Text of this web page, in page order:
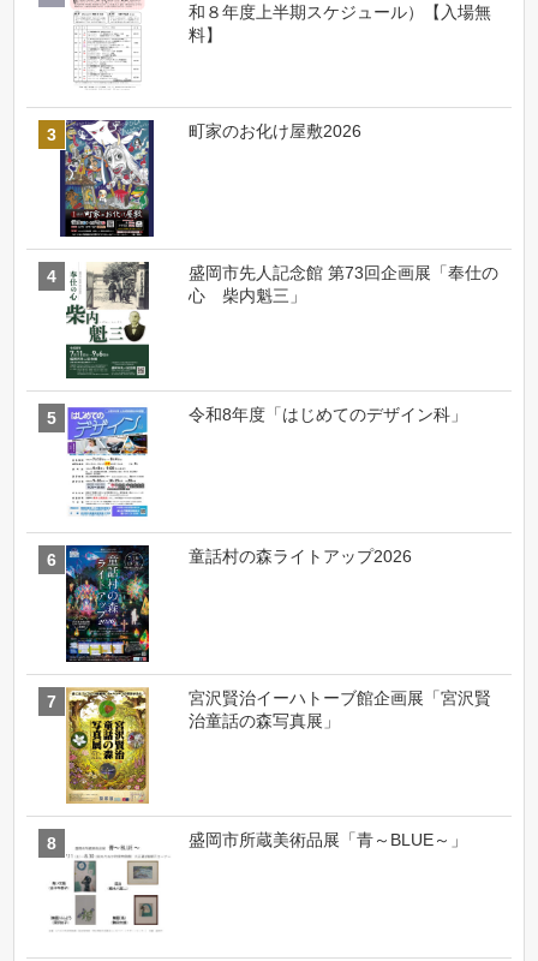
和８年度上半期スケジュール）【入場無
料】
町家のお化け屋敷2026
盛岡市先人記念館 第73回企画展「奉仕の
心 柴内魁三」
令和8年度「はじめてのデザイン科」
童話村の森ライトアップ2026
宮沢賢治イーハトーブ館企画展「宮沢賢
治童話の森写真展」
盛岡市所蔵美術品展「青～BLUE～」